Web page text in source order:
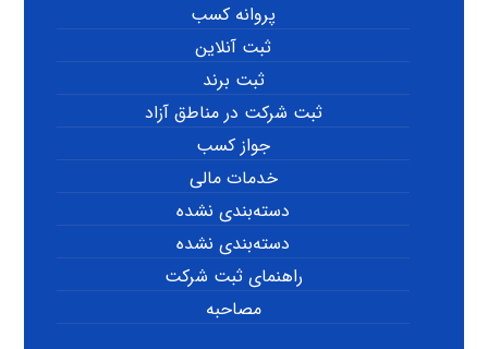
پروانه کسب
ثبت آنلاین
ثبت برند
ثبت شرکت در مناطق آزاد
جواز کسب
خدمات مالی
دسته‌بندی نشده
دسته‌بندی نشده
راهنمای ثبت شرکت
مصاحبه